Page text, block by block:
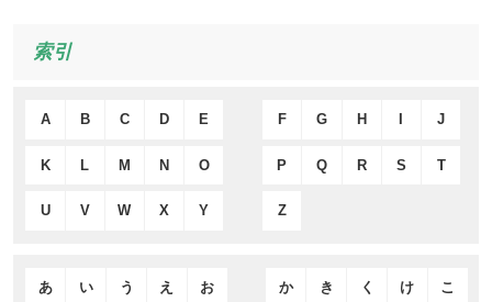
索引
A B C D E F G H J
K L M N O P Q R S T
U V W X Y Z
あ い う え お か き く け こ